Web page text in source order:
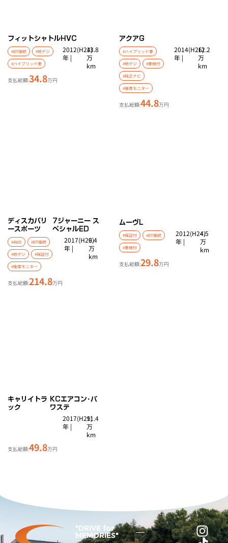
フィットシャトルHVC
#BT接続 #地デジ
#ハイブリッド車
2012(H24)
年 |
13.8
万
km
支払総額:34.8万円
アクアG
#ハイブリッド車
#地デジ #車検付
#純正ナビ
#後席モニター
2014(H26)
年 |
12.2
万
km
支払総額:44.8万円
ディスカバリ
ースポーツ
7ジャーニー ス
ペシャルED
#4WD #BT接続
#地デジ #保証付
#後席モニター
2017(H29)
年 |
6.4
万
km
支払総額:214.8万円
ムーヴL
#保証付 #BT接続
#車検付
2012(H24)
年 |
4.5
万
km
支払総額:29.8万円
キャリイトラ
ック
KCエアコン･パ
ワステ
2017(H29)
年 |
11.4
万
km
支払総額:49.8万円
"DRIVE for
MEMORIES"